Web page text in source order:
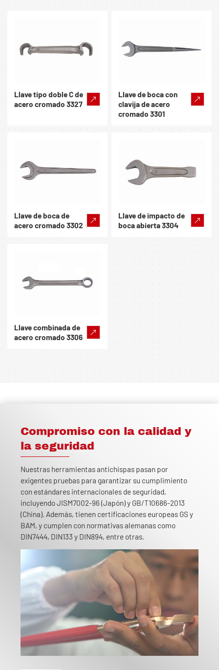
Llave tipo doble C de
acero cromado 3327
Llave de boca con
clavija de acero
cromado 3301
Llave de boca de
acero cromado 3302
Llave de impacto de
boca abierta 3304
Llave combinada de
acero cromado 3306
Compromiso con la calidad y
la seguridad
Nuestras herramientas antichispas pasan por
exigentes pruebas para garantizar su cumplimiento
con estándares internacionales de seguridad,
incluyendo JISM7002-96 (Japón) y GB/T10686-2013
(China). Además, tienen certificaciones europeas GS y
BAM, y cumplen con normativas alemanas como
DIN7444, DIN133 y DIN894, entre otras.